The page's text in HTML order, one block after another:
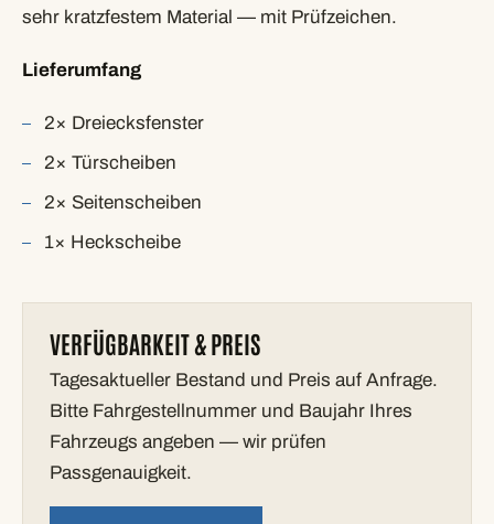
sehr kratzfestem Material — mit Prüfzeichen.
Lieferumfang
2× Dreiecksfenster
2× Türscheiben
2× Seitenscheiben
1× Heckscheibe
VERFÜGBARKEIT & PREIS
Tagesaktueller Bestand und Preis auf Anfrage.
Bitte Fahrgestellnummer und Baujahr Ihres
Fahrzeugs angeben — wir prüfen
Passgenauigkeit.